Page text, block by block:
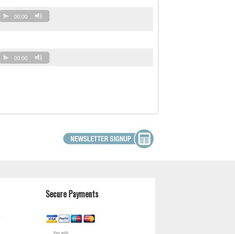
00:00
00:00
Secure Payments